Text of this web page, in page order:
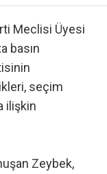
Meclisi Üyesi
basın
seçim
ilişkin
Zeybek,